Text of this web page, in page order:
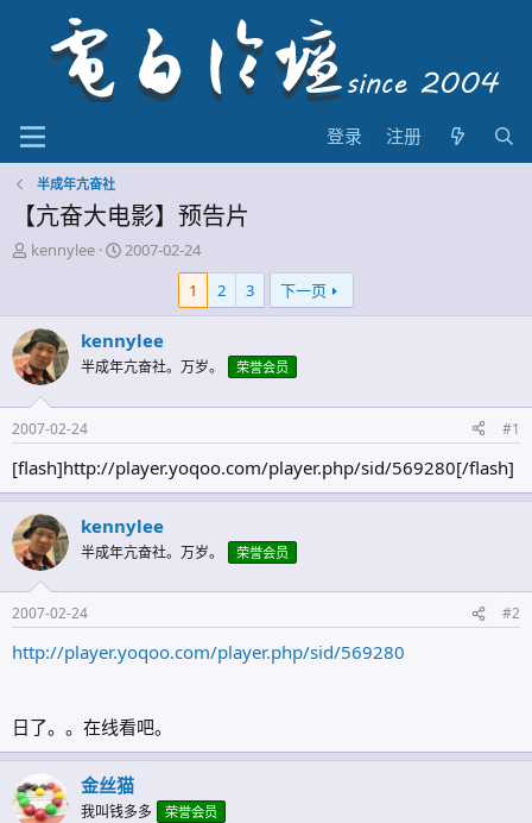
登录 注册
半成年亢奋社
【亢奋大电影】预告片
主
起
人
kennylee
开
间
2007-02-24
1
2 3 下一页
kennylee
半成年亢奋社。万岁。 荣誉会员
2007-02-24 #1
[flash]http://player.yoqoo.com/player.php/sid/569280[/flash]
kennylee
半成年亢奋社。万岁。 荣誉会员
2007-02-24 #2
http://player.yoqoo.com/player.php/sid/569280
日了。。在线看吧。
金丝猫
我叫钱多多 荣誉会员